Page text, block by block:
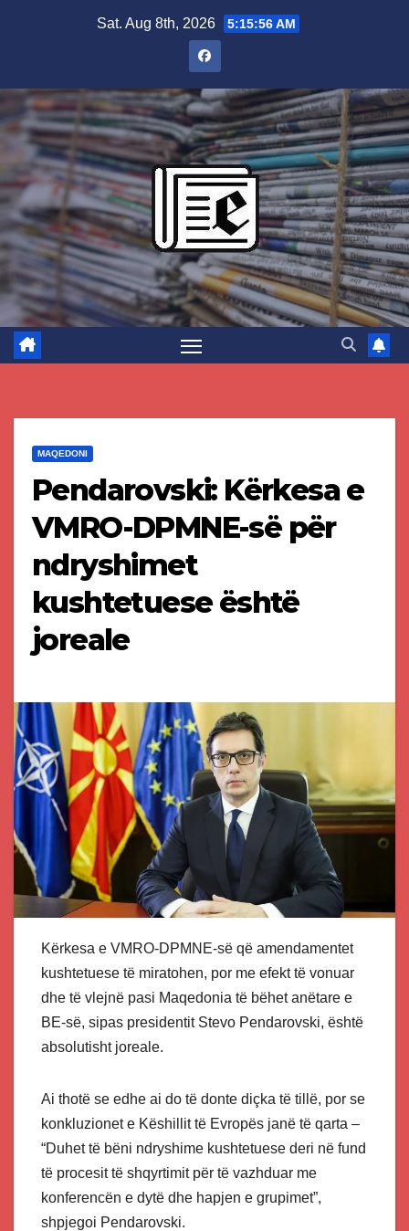
Sat. Aug 8th, 2026 5:15:57 AM
MAQEDONI
Pendarovski: Kërkesa e
VMRO-DPMNE-së për
ndryshimet
kushtetuese është
joreale
Kërkesa e VMRO-DPMNE-së që amendamentet
kushtetuese të miratohen, por me efekt të vonuar
dhe të vlejnë pasi Maqedonia të bëhet anëtare e
BE-së, sipas presidentit Stevo Pendarovski, është
absolutisht joreale.
Ai thotë se edhe ai do të donte diçka të tillë, por se
konkluzionet e Këshillit të Evropës janë të qarta –
“Duhet të bëni ndryshime kushtetuese deri në fund
të procesit të shqyrtimit për të vazhduar me
konferencën e dytë dhe hapjen e grupimet”,
shpjegoi Pendarovski.